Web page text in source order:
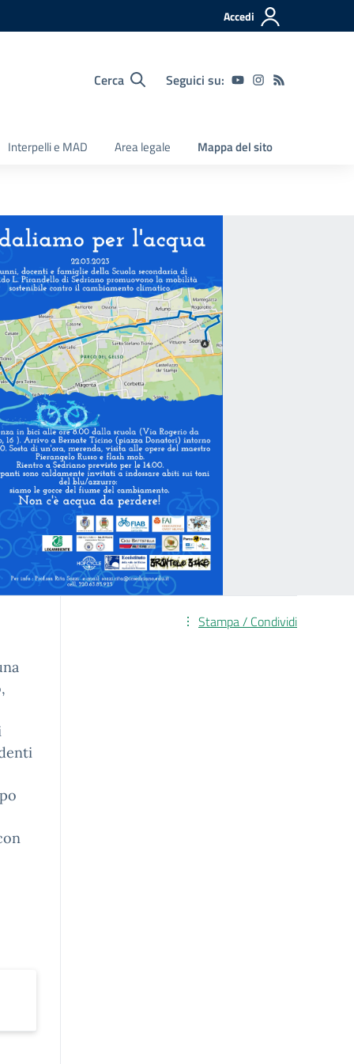
Accedi
Cerca Seguici su:
Interpelli e MAD Area legale Mappa del sito
Stampa / Condividi